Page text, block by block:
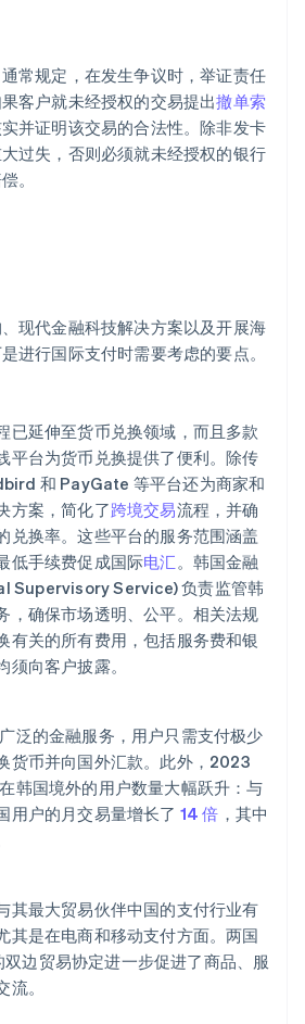
通常规定，在发生争议时，举证责任
客户就未经授权的交易提出撤单索
并证明该交易的合法性。除非发卡
过失，否则必须就未经授权的银行
。
现代金融科技解决方案以及开展海
进行国际支付时需要考虑的要点。
已延伸至货币兑换领域，而且多款
平台为货币兑换提供了便利。除传
和 PayGate 等平台还为商家和
方案，简化了跨境交易流程，并确
兑换率。这些平台的服务范围涵盖
低手续费促成国际电汇。韩国金融
Supervisory Service) 负责监管韩
，确保市场透明、公平。相关法规
有关的所有费用，包括服务费和银
向客户披露。
泛的金融服务，用户只需支付极少
货币并向国外汇款。此外，2023
韩国境外的用户数量大幅跃升：与
用户的月交易量增长了 14 倍 ，其中
其最大贸易伙伴中国的支付行业有
其是在电商和移动支付方面。两国
双边贸易协定进一步促进了商品、服
。